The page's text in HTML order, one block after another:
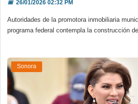
📅26/01/2026 02:32 PM
Autoridades de la promotora inmobiliaria
programa federal contempla la construcción
Sonora